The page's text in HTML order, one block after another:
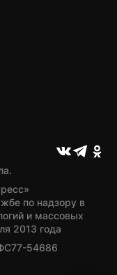
по надзору в
и массовых
2013 года
54686